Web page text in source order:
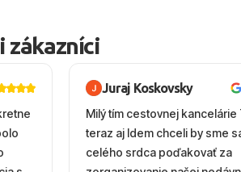
zákazníci
Juraj Koskovsky
Milý tím cestovnej kancelárie
teraz aj Idem chceli by sme
celého srdca poďakovať za